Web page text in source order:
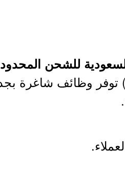
للشحن
) توفر وظائف شاغرة